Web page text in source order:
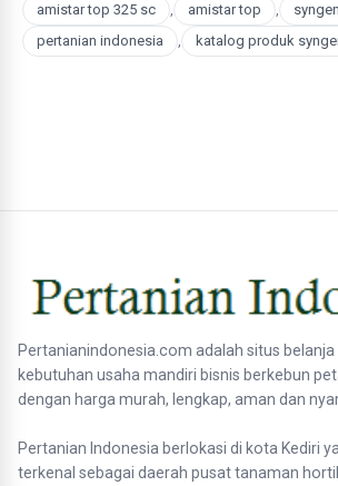
amistar top 325 sc
, amistar top ,
pertanian indonesia
, katalog produk
Pertanianindonesia.com adalah situs belanja
kebutuhan usaha mandiri bisnis berkebun
dengan harga murah, lengkap, aman dan
Pertanian Indonesia berlokasi di kota Kediri
terkenal sebagai daerah pusat tanaman